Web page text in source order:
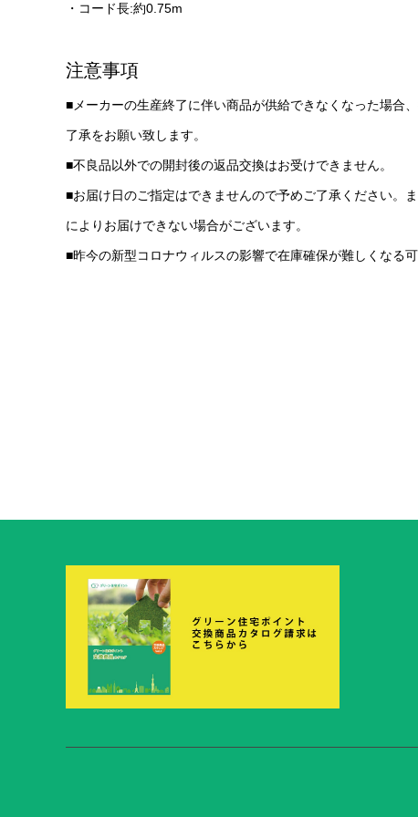
・コード長:約0.75m
注意事項
■メーカーの生産終了に伴い商品が供給できなくなった場合
了承をお願い致します。
■不良品以外での開封後の返品交換はお受けできません。
■お届け日のご指定はできませんので予めご了承ください。
によりお届けできない場合がございます。
■昨今の新型コロナウィルスの影響で在庫確保が難しくなる